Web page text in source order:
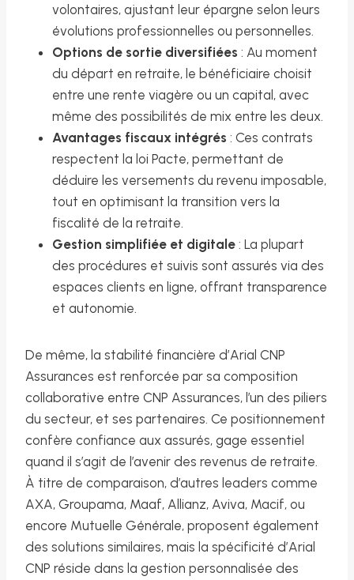
volontaires, ajustant leur épargne selon leurs
évolutions professionnelles ou personnelles.
Options de sortie diversifiées : Au moment
du départ en retraite, le bénéficiaire choisit
entre une rente viagère ou un capital, avec
même des possibilités de mix entre les deux.
Avantages fiscaux intégrés : Ces contrats
respectent la loi Pacte, permettant de
déduire les versements du revenu imposable,
tout en optimisant la transition vers la
fiscalité de la retraite.
Gestion simplifiée et digitale : La plupart
des procédures et suivis sont assurés via des
espaces clients en ligne, offrant transparence
et autonomie.
De même, la stabilité financière d’Arial CNP
Assurances est renforcée par sa composition
collaborative entre CNP Assurances, l’un des piliers
du secteur, et ses partenaires. Ce positionnement
confère confiance aux assurés, gage essentiel
quand il s’agit de l’avenir des revenus de retraite.
À titre de comparaison, d’autres leaders comme
AXA, Groupama, Maaf, Allianz, Aviva, Macif, ou
encore Mutuelle Générale, proposent également
des solutions similaires, mais la spécificité d’Arial
CNP réside dans la gestion personnalisée des